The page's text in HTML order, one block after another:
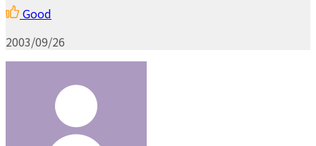
Good
2003/09/26